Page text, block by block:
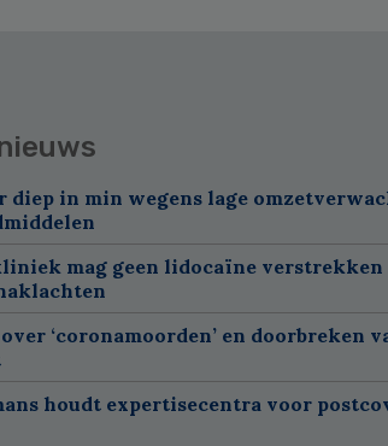
diep in min wegens lage
mag geen lidocaïne verstrekken
‘coronamoorden’ en doorbreken
houdt expertisecentra voor